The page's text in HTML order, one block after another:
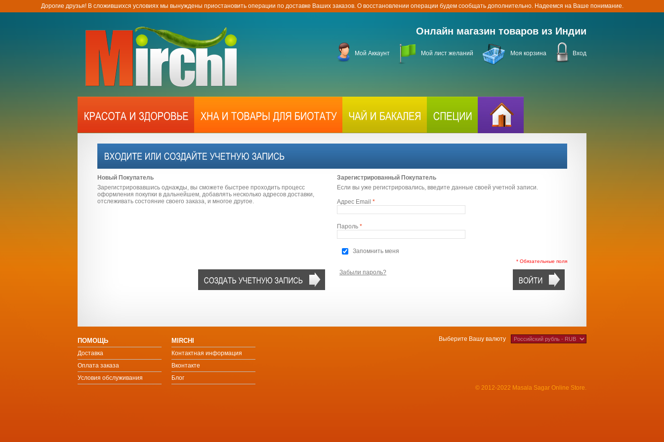
Дорогие друзья! В сложившихся условиях мы вынуждены приостановить операции по доставке Ваших заказов. О восстановлении операции будем сообщать дополнительно. Надеемся на Ваше понимание.
Онлайн магазин товаров из Индии
Мой Аккаунт Мой лист желаний Моя корзина Вход
Новый Покупатель
Зарегистрировавшись однажды, вы сможете быстрее проходить процесс
оформления покупки в дальнейшем, добавлять несколько адресов доставки,
отслеживать состояние своего заказа, и многое другое.
Зарегистрированный Покупатель
Если вы уже регистрировались, введите данные своей учетной записи.
*
Адрес Email
*
Пароль
Запомнить меня
* Обязательные поля
Забыли пароль?
ПОМОЩЬ
Доставка
Оплата заказа
Условия обслуживания
MIRCHI
Контактная информация
Вконтакте
Блог
Выберите Вашу валюту
© 2012-2022 Masala Sagar Online Store.